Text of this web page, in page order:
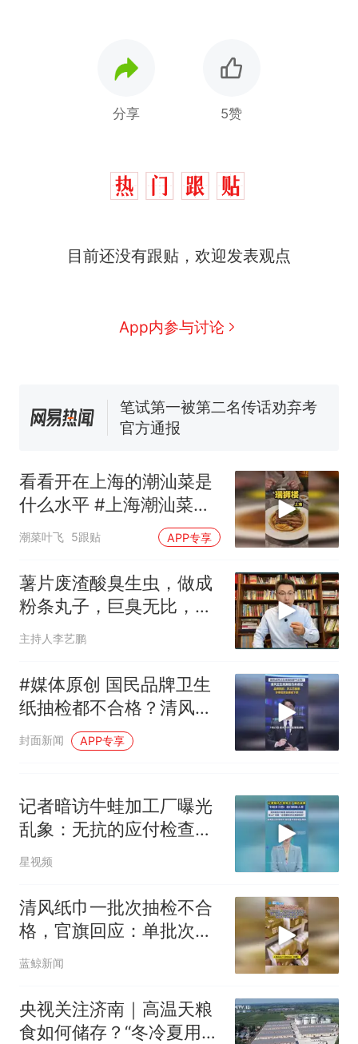
分享 5赞
目前还没有跟贴，欢迎发表观点
App内参与讨论
热
西班牙飞地休达边境，摩洛
洛哥涌入西班牙
号，仅凭视频评出？中国烹饪
140多朵
美国一场追捕行动中，一男子
美国渔民钓获鲨鱼徒手将其拽
回大海 目击者直呼震惊 （视频
哥士兵搬起大石块投向移民引
争议，此前一天内数万人从摩
洛哥涌入西班牙
看看开在上海的潮汕菜是
什么水平 #上海潮汕菜排
行榜 #瑞狮楼潮汕会馆 #
潮菜叶飞 5跟贴 APP专享
薯片废渣酸臭生虫，做成
粉条丸子，巨臭无比，食
品安全又塌了！
主持人李艺鹏
#媒体原创 国民品牌卫生
纸抽检都不合格？清风卫
生纸复检仍未通过，品牌
回应：系工艺偏差，涉事
封面新闻 APP专享
记者暗访牛蛙加工厂曝光
乱象：无抗的应付检查，
超标的给外卖饭店
星视频
清风纸巾一批次抽检不合
格，官旗回应：单批次工
艺管控疏忽，消费者可免
蓝鲸新闻
央视关注济南｜高温天粮
食如何储存？“冬冷夏用”